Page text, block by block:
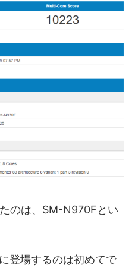
のは、SM-N970Fとい
登場するのは初めてで